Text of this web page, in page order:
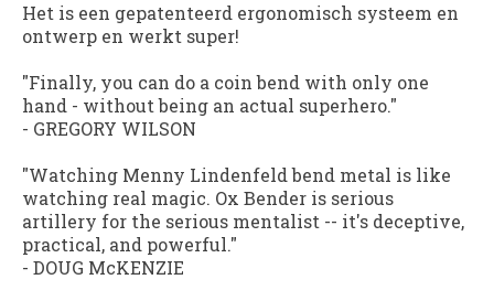
Het is een gepatenteerd ergonomisch systeem en
ontwerp en werkt super!
"Finally, you can do a coin bend with only one
hand - without being an actual superhero."
- GREGORY WILSON
"Watching Menny Lindenfeld bend metal is like
watching real magic. Ox Bender is serious
artillery for the serious mentalist -- it's deceptive,
practical, and powerful."
- DOUG McKENZIE